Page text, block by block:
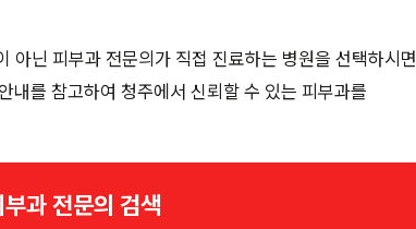
아닌 피부과 전문의가 직접 진료하는 병원을 선택하시면
내를 참고하여 청주에서 신뢰할 수 있는 피부과를
과 전문의 검색